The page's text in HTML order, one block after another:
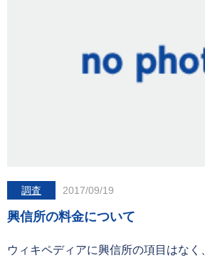
調査 2017/09/19
興信所の料金について
ウィキペディアに興信所の項目はな